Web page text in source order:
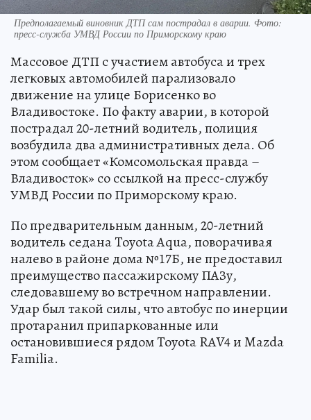
Предполагаемый виновник ДТП сам пострадал в аварии. Фото:
пресс-служба УМВД России по Приморскому краю
Массовое ДТП с участием автобуса и трех
легковых автомобилей парализовало
движение на улице Борисенко во
Владивостоке. По факту аварии, в которой
пострадал 20-летний водитель, полиция
возбудила два административных дела. Об
этом сообщает «Комсомольская правда –
Владивосток» со ссылкой на пресс-службу
УМВД России по Приморскому краю.
По предварительным данным, 20-летний
водитель седана Toyota Aqua, поворачивая
налево в районе дома №17Б, не предоставил
преимущество пассажирскому ПАЗу,
следовавшему во встречном направлении.
Удар был такой силы, что автобус по инерции
протаранил припаркованные или
остановившиеся рядом Toyota RAV4 и Mazda
Familia.